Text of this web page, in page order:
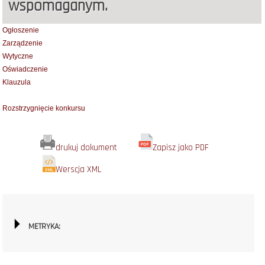
wspomaganym.
Ogłoszenie
Zarządzenie
Wytyczne
Oświadczenie
Klauzula
Rozstrzygnięcie konkursu
drukuj dokument
Zapisz jako PDF
Werscja XML
METRYKA: